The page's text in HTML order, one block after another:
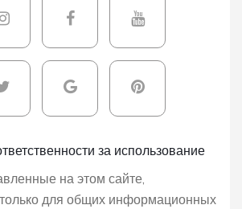
за использование
на этом сайте,
для общих информационных